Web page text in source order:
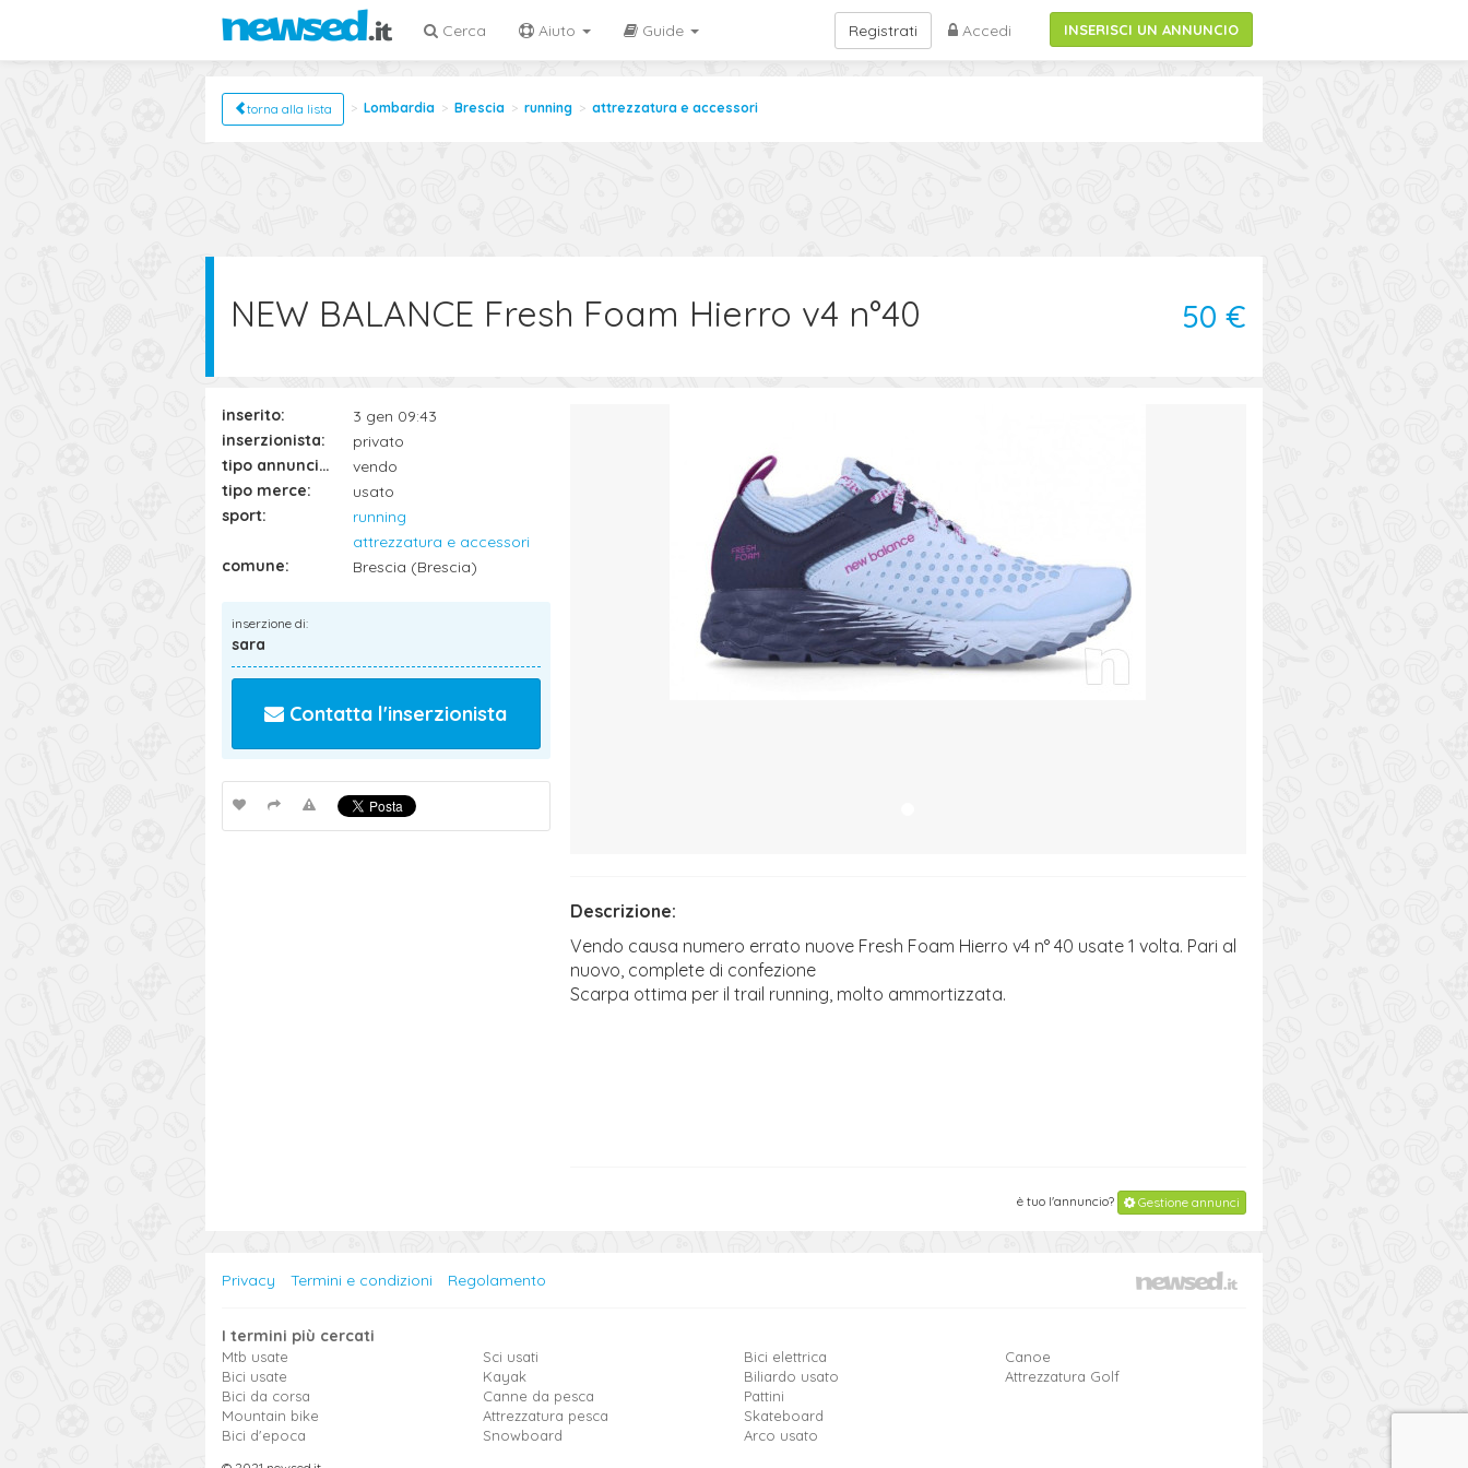
INSERISCI UN ANNUNCIO
Cerca Aiuto Guide Accedi
Registrati
torna alla lista Lombardia Brescia running attrezzatura e accessori
NEW BALANCE Fresh Foam Hierro v4 n°40 50 €
inserito:
3 gen 09:43
inserzionista:
privato
tipo annuncio:
vendo
tipo merce:
usato
sport:
running
attrezzatura e accessori
comune:
Brescia (Brescia)
inserzione di:
sara
Contatta l'inserzionista
Descrizione:
Vendo causa numero errato nuove Fresh Foam Hierro v4 n° 40 usate 1 volta. Pari al
nuovo, complete di confezione
Scarpa ottima per il trail running, molto ammortizzata.
è tuo l'annuncio? Gestione annunci
Privacy Termini e condizioni Regolamento
I termini più cercati
Mtb usate
Bici usate
Bici da corsa
Mountain bike
Bici d'epoca
Sci usati
Kayak
Canne da pesca
Attrezzatura pesca
Snowboard
Bici elettrica
Biliardo usato
Pattini
Skateboard
Arco usato
Canoe
Attrezzatura Golf